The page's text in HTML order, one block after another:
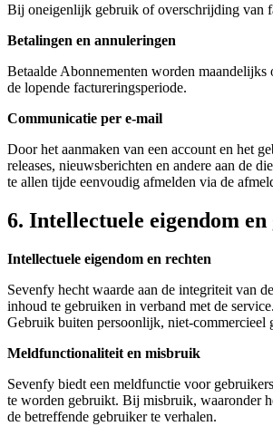
Bij oneigenlijk gebruik of overschrijding van
Betalingen en annuleringen
Betaalde Abonnementen worden
de lopende factureringsperiode.
Communicatie per e-mail
Door het aanmaken van een account en het
releases, nieuwsberichten en andere aan de
te allen tijde eenvoudig afmelden via de
6. Intellectuele eigendom
Intellectuele eigendom en rechten
Sevenfy hecht waarde aan de integriteit van
inhoud te gebruiken in verband met de
Gebruik buiten persoonlijk, niet-commercieel
Meldfunctionaliteit en misbruik
Sevenfy biedt een meldfunctie voor
te worden gebruikt. Bij misbruik, waaronder
de betreffende gebruiker te verhalen.